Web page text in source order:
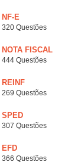
NF-E
320 Questões
NOTA FISCAL
444 Questões
REINF
269 Questões
SPED
307 Questões
EFD
366 Questões